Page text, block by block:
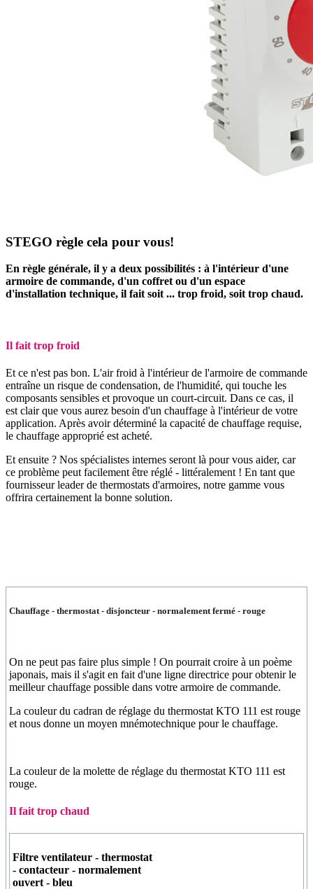
STEGO règle cela pour vous!
En règle générale, il y a deux possibilités : à l'intérieur d'une
armoire de commande, d'un coffret ou d'un espace
d'installation technique, il fait soit ... trop froid, soit trop chaud.
Il fait trop froid
Et ce n'est pas bon. L'air froid à l'intérieur de l'armoire de commande
entraîne un risque de condensation, de l'humidité, qui touche les
composants sensibles et provoque un court-circuit. Dans ce cas, il
est clair que vous aurez besoin d'un chauffage à l'intérieur de votre
application. Après avoir déterminé la capacité de chauffage requise,
le chauffage approprié est acheté.
Et ensuite ? Nos spécialistes internes seront là pour vous aider, car
ce problème peut facilement être réglé - littéralement ! En tant que
fournisseur leader de thermostats d'armoires, notre gamme vous
offrira certainement la bonne solution.
Chauffage - thermostat - disjoncteur - normalement fermé - rouge
On ne peut pas faire plus simple ! On pourrait croire à un poème
japonais, mais il s'agit en fait d'une ligne directrice pour obtenir le
meilleur chauffage possible dans votre armoire de commande.
La couleur du cadran de réglage du thermostat KTO 111 est rouge
et nous donne un moyen mnémotechnique pour le chauffage.
La couleur de la molette de réglage du thermostat KTO 111 est
rouge.
Il fait trop chaud
Filtre ventilateur - thermostat
- contacteur - normalement
ouvert - bleu